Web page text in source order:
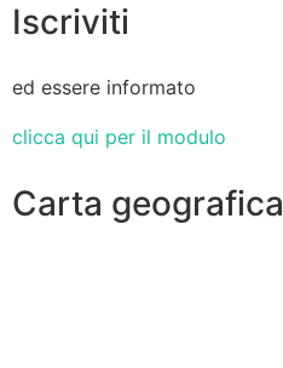
Iscriviti
ed essere informato
clicca qui per il modulo
Carta geografica